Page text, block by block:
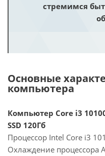
стремимся
Основные
компьютера
Компьютер Core i3
SSD 120Гб
Процессор Intel Core i3
Охлаждение процессора